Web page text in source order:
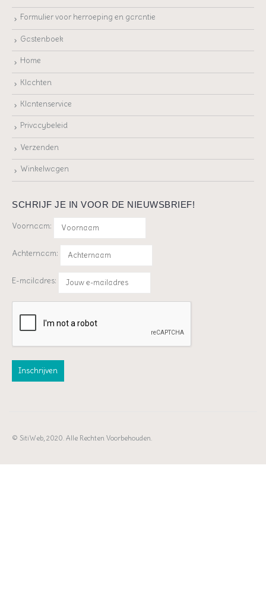
Formulier voor herroeping en garantie
Gastenboek
Home
Klachten
Klantenservice
Privacybeleid
Verzenden
Winkelwagen
SCHRIJF JE IN VOOR DE NIEUWSBRIEF!
Voornaam:
Achternaam:
E-mailadres:
© SitiWeb, 2020. Alle Rechten Voorbehouden.